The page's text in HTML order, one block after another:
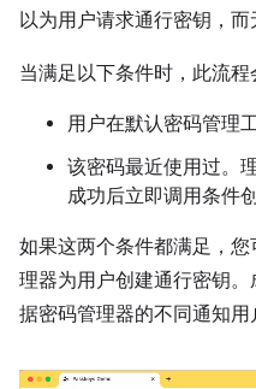
以为用户请求通行密钥，而
当满足以下条件时，此流程
用户在默认密码管理
该密码最近使用过。
成功后立即调用条件创
如果这两个条件都满足，
理器为用户创建通行密钥
据密码管理器的不同通知用